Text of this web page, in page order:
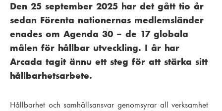
Den 25 september 2025 har det gått tio år
sedan Förenta nationernas medlemsländer
enades om Agenda 30 – de 17 globala
målen för hållbar utveckling. I år har
Arcada tagit ännu ett steg för att stärka sitt
hållbarhetsarbete.
Hållbarhet och samhällsansvar genomsyrar all verksamhet